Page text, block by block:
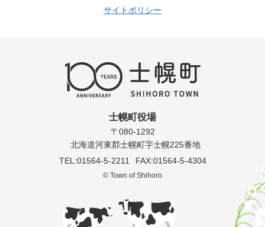
サイトポリシー
士幌町役場
〒080-1292
北海道河東郡士幌町字士幌225番地
TEL:01564-5-2211
FAX:01564-5-4304
© Town of Shihoro